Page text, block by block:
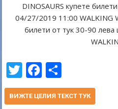
DINOSAURS купете
04/27/2019 11:00 WALKING
билети от тук 30-90
T
w
itt
F
ac
e
h
ar
ВИЖТЕ ЦЕЛИЯ ТЕКСТ ТУК